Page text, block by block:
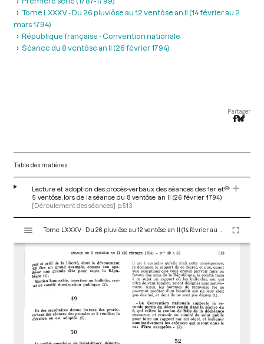
Tome LXXXV - Du 26 pluviôse au 12 ventôse an II (14 février au 2
mars 1794)
République française - Convention nationale
Séance du 8 ventôse an II (26 février 1794)
Partager
Table des matières
Lecture et adoption des procès-verbaux des séances des 1er et
5 ventôse, lors de la séance du 8 ventôse an II (26 février 1794)
[Déroulement des séances] p.513
s